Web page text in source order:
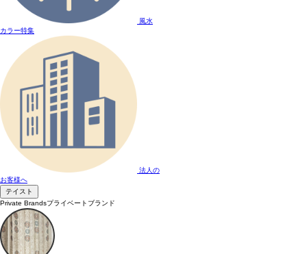
風水
カラー特集
法人の
お客様へ
テイスト
Private Brandsプライベートブランド